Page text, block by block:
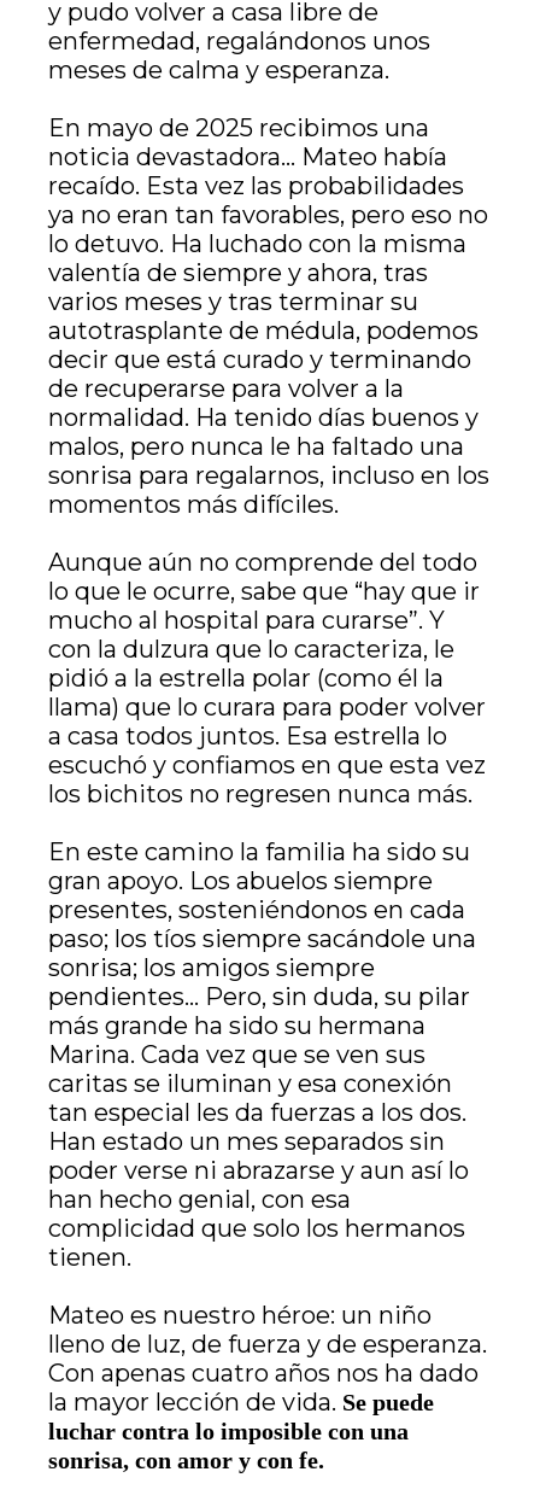
y pudo volver a casa libre de
enfermedad, regalándonos unos
meses de calma y esperanza.
En mayo de 2025 recibimos una
noticia devastadora… Mateo había
recaído. Esta vez las probabilidades
ya no eran tan favorables, pero eso no
lo detuvo. Ha luchado con la misma
valentía de siempre y ahora, tras
varios meses y tras terminar su
autotrasplante de médula, podemos
decir que está curado y terminando
de recuperarse para volver a la
normalidad. Ha tenido días buenos y
malos, pero nunca le ha faltado una
sonrisa para regalarnos, incluso en los
momentos más difíciles.
Aunque aún no comprende del todo
lo que le ocurre, sabe que “hay que ir
mucho al hospital para curarse”. Y
con la dulzura que lo caracteriza, le
pidió a la estrella polar (como él la
llama) que lo curara para poder volver
a casa todos juntos. Esa estrella lo
escuchó y confiamos en que esta vez
los bichitos no regresen nunca más.
En este camino la familia ha sido su
gran apoyo. Los abuelos siempre
presentes, sosteniéndonos en cada
paso; los tíos siempre sacándole una
sonrisa; los amigos siempre
pendientes… Pero, sin duda, su pilar
más grande ha sido su hermana
Marina. Cada vez que se ven sus
caritas se iluminan y esa conexión
tan especial les da fuerzas a los dos.
Han estado un mes separados sin
poder verse ni abrazarse y aun así lo
han hecho genial, con esa
complicidad que solo los hermanos
tienen.
Mateo es nuestro héroe: un niño
lleno de luz, de fuerza y de esperanza.
Con apenas cuatro años nos ha dado
la mayor lección de vida. Se puede
luchar contra lo imposible con una
sonrisa, con amor y con fe.